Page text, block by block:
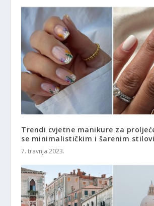
Trendi cvjetne manikure za
se minimalističkim i šarenim
7. travnja 2023.